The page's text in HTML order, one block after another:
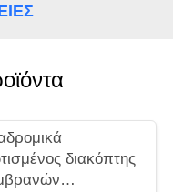
διακόπτης